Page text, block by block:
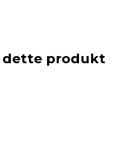
dette produkt